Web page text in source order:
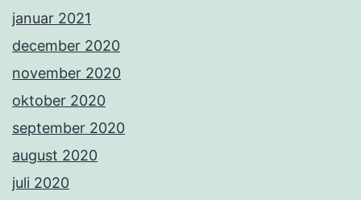
januar 2021
december 2020
november 2020
oktober 2020
september 2020
august 2020
juli 2020